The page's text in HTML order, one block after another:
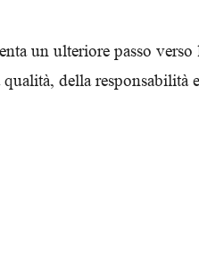
un ulteriore passo
della responsabilità